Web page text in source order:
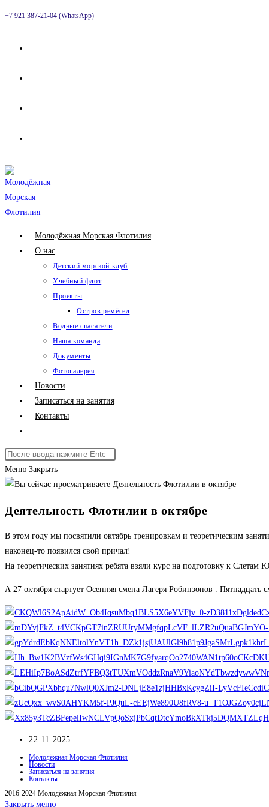
Перейти
+7 921 387-21-04 (WhatsApp)
Молодёжная Морская Флотилия
О нас
Детский морской клуб
Учебный флот
Проекты
Остров ремёсел
Водные спасатели
Наша команда
Документы
Фотогалерея
Новости
Записаться на занятия
Контакты
по
веб-
Поиск
на
сайте
Меню Закрыть
Деятельность Флотилии в октябре
В этом году мы посвятили октябрь тренировкам и теоретическим
наконец-то появился свой причал!
На теоретических занятиях ребята взяли курс на подготовку к
А 27 октября стартует Осенняя смена Лагеря Робинзонов . Пятнадцать
Запись
22.11.2025
Молодёжная Морская Флотилия
Новости
Записаться на занятия
Контакты
2016-2024 Молодёжная Морская Флотилия
Закрыть меню